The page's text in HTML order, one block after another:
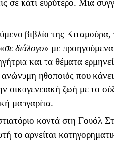
σε κάτι ευρύτερο. Μια
βιβλίο της Κιταμούρα,
σε διάλογο» με
και τα θέματα
ηθοποιός που
οικογενειακή ζωή με το
μαργαρίτα.
κοντά στη Γουόλ
το αρνείται